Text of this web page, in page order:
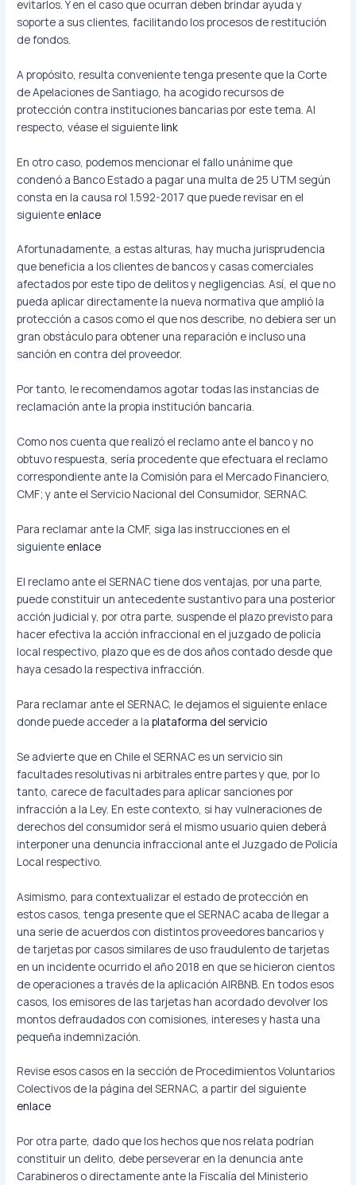
evitarlos. Y en el caso que ocurran deben brindar ayuda y
soporte a sus clientes, facilitando los procesos de restitución
de fondos.
A propósito, resulta conveniente tenga presente que la Corte
de Apelaciones de Santiago, ha acogido recursos de
protección contra instituciones bancarias por este tema. Al
respecto, véase el siguientelink
En otro caso, podemos mencionar el fallo unánime que
condenó a Banco Estado a pagar una multa de 25 UTM según
consta en la causa rol 1.592-2017 que puede revisar en el
siguiente enlace
Afortunadamente, a estas alturas, hay mucha jurisprudencia
que beneficia a los clientes de bancos y casas comerciales
afectados por este tipo de delitos y negligencias. Así, el que no
pueda aplicar directamente la nueva normativa que amplió la
protección a casos como el que nos describe, no debiera ser un
gran obstáculo para obtener una reparación e incluso una
sanción en contra del proveedor.
Por tanto, le recomendamos agotar todas las instancias de
reclamación ante la propia institución bancaria.
Como nos cuenta que realizó el reclamo ante el banco y no
obtuvo respuesta, sería procedente que efectuara el reclamo
correspondiente ante la Comisión para el Mercado Financiero,
CMF; y ante el Servicio Nacional del Consumidor, SERNAC.
Para reclamar ante la CMF, siga las instrucciones en el
siguiente enlace
El reclamo ante el SERNAC tiene dos ventajas, por una parte,
puede constituir un antecedente sustantivo para una posterior
acción judicial y, por otra parte, suspende el plazo previsto para
hacer efectiva la acción infraccional en el juzgado de policía
local respectivo, plazo que es de dos años contado desde que
haya cesado la respectiva infracción.
Para reclamar ante el SERNAC, le dejamos el siguiente enlace
donde puede acceder a laplataforma del servicio
Se advierte que en Chile el SERNAC es un servicio sin
facultades resolutivas ni arbitrales entre partes y que, por lo
tanto, carece de facultades para aplicar sanciones por
infracción a la Ley. En este contexto, si hay vulneraciones de
derechos del consumidor será el mismo usuario quien deberá
interponer una denuncia infraccional ante el Juzgado de Policía
Local respectivo.
Asimismo, para contextualizar el estado de protección en
estos casos, tenga presente que el SERNAC acaba de llegar a
una serie de acuerdos con distintos proveedores bancarios y
de tarjetas por casos similares de uso fraudulento de tarjetas
en un incidente ocurrido el año 2018 en que se hicieron cientos
de operaciones a través de la aplicación AIRBNB. En todos esos
casos, los emisores de las tarjetas han acordado devolver los
montos defraudados con comisiones, intereses y hasta una
pequeña indemnización.
Revise esos casos en la sección de Procedimientos Voluntarios
Colectivos de la página del SERNAC, a partir del siguiente
enlace
Por otra parte, dado que los hechos que nos relata podrían
constituir un delito, debe perseverar en la denuncia ante
Carabineros o directamente ante la Fiscalía del Ministerio